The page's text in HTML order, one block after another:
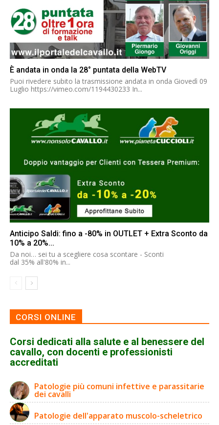
È andata in onda la 28° puntata della WebTV
Puoi rivedere subito la trasmissione andata in onda Giovedì 09
Luglio https://vimeo.com/1194430233 In...
Anticipo Saldi: fino a -80% in OUTLET + Extra Sconto da
10% a 20%...
Da noi… sei tu a scegliere cosa scontare - Sconti
dal 35% all'80% in...
CORSI ONLINE
Corsi dedicati alla salute e al benessere del
cavallo, con docenti e professionisti
accreditati
Patologie più comuni infettive e parassitarie
dei cavalli
Patologie dell'apparato muscolo-scheletrico